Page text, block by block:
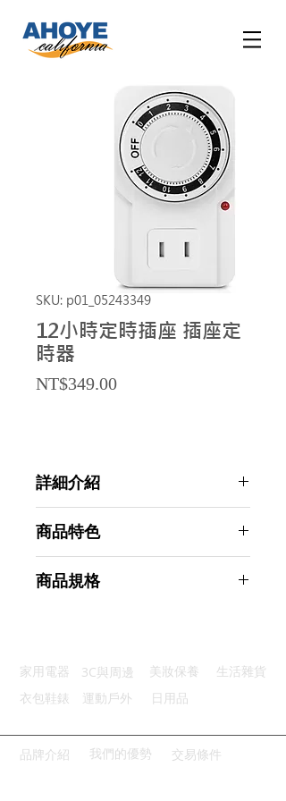
SKU: p01_05243349
12小時定時插座 插座定
時器
NT$349.00Price
詳細介紹
商品特色
保護兒童：兒童防觸電安全保護門
商品規格
商品尺寸：10*7*6cm
商品重量(g)：110
代理商：亞桓有限公司
家用電器 3C與周邊 美妝保養
生活雜貨
衣包鞋錶
運動戶外 日用品
品牌介紹 我們的優勢 交易條件